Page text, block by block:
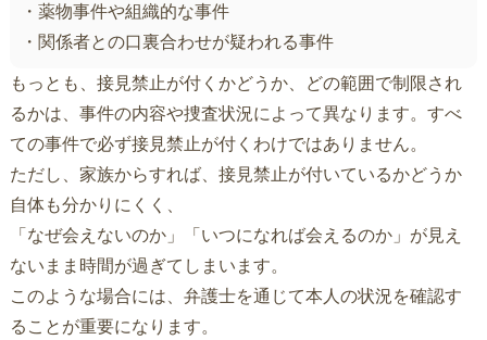
・薬物事件や組織的な事件
・関係者との口裏合わせが疑われる事件
もっとも、接見禁止が付くかどうか、どの範囲で制限され
るかは、事件の内容や捜査状況によって異なります。すべ
ての事件で必ず接見禁止が付くわけではありません。
ただし、家族からすれば、接見禁止が付いているかどうか
自体も分かりにくく、
「なぜ会えないのか」「いつになれば会えるのか」が見え
ないまま時間が過ぎてしまいます。
このような場合には、弁護士を通じて本人の状況を確認す
ることが重要になります。